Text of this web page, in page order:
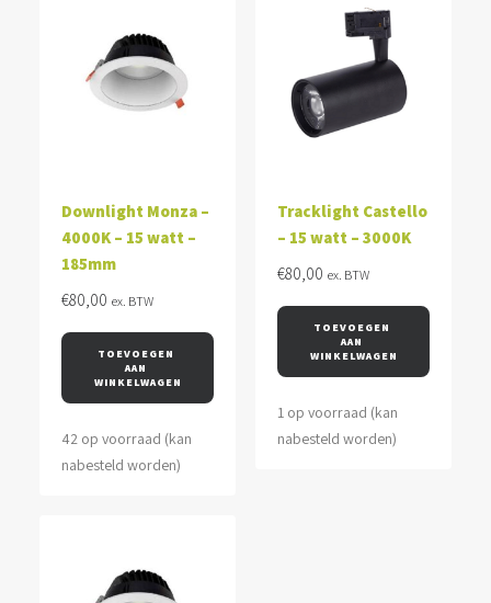
Downlight Monza –
4000K – 15 watt –
185mm
€80,00 ex. BTW
TOEVOEGEN
AAN
WINKELWAGEN
42 op voorraad (kan
nabesteld worden)
Tracklight Castello
– 15 watt – 3000K
€80,00 ex. BTW
TOEVOEGEN
AAN
WINKELWAGEN
1 op voorraad (kan
nabesteld worden)